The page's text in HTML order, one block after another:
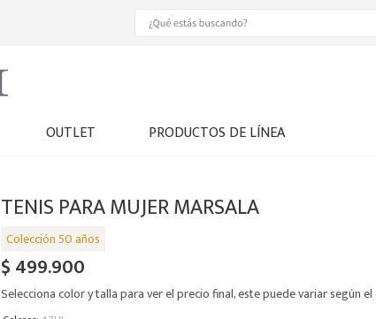
OUTLET PRODUCTOS DE LÍNEA
TENIS PARA MUJER MARSALA
$499.900
Selecciona color y talla para ver el precio final, este puede variar según el